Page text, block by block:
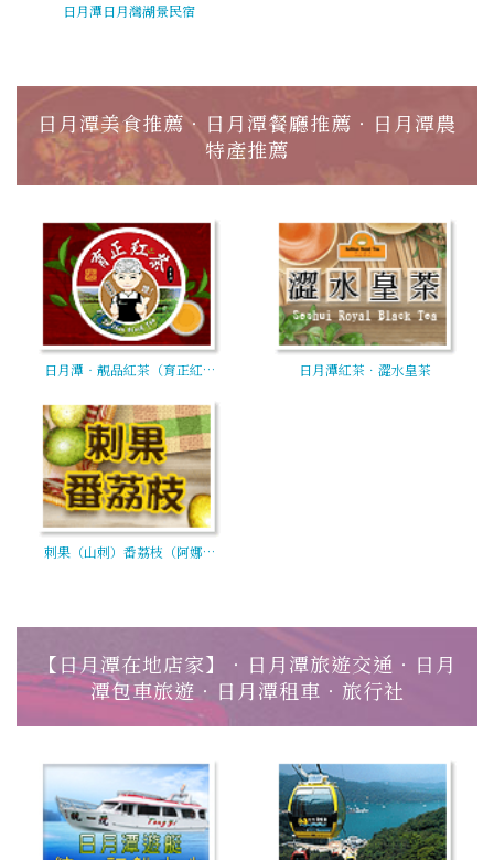
日月潭日月灣湖景民宿
日月潭美食推薦‧日月潭餐廳推薦‧日月潭農
特產推薦
日月潭‧靚品紅茶（育正紅… 日月潭紅茶．澀水皇茶
刺果（山刺）番荔枝（阿娜…
【日月潭在地店家】‧日月潭旅遊交通‧日月
潭包車旅遊‧日月潭租車‧旅行社